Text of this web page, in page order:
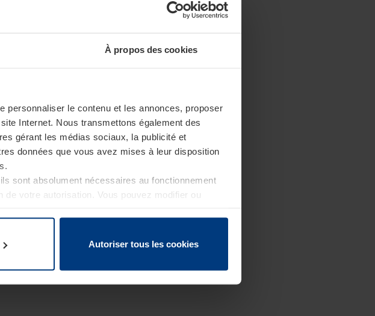
À propos des cookies
personnaliser le contenu et les annonces, proposer
Internet. Nous transmettons également des
gérant les médias sociaux, la publicité et
données que vous avez mises à leur disposition
sont absolument nécessaires au fonctionnement
votre autorisation. Vous pouvez modifier ou
Autoriser tous les cookies